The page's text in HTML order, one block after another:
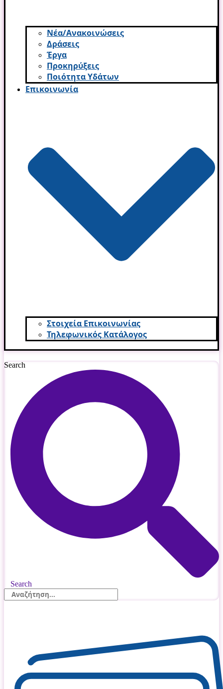
Νέα/Ανακοινώσεις
Δράσεις
Έργα
Προκηρύξεις
Ποιότητα Υδάτων
Επικοινωνία
Στοιχεία Επικοινωνίας
Τηλεφωνικός Κατάλογος
Search
Search